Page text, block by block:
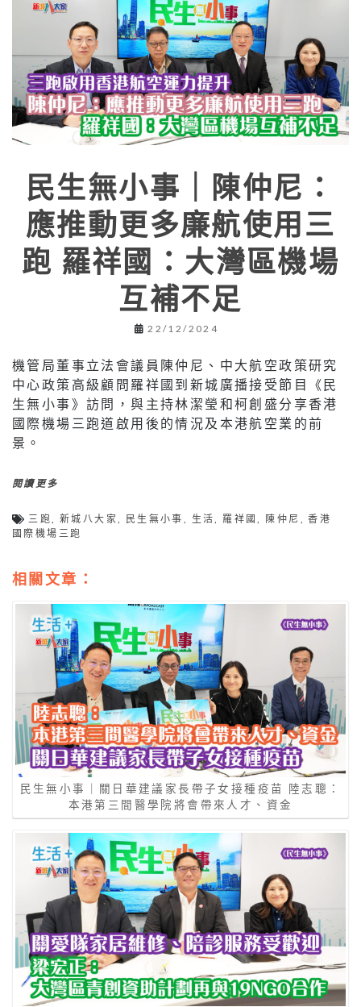
民生無小事｜陳仲尼：
應推動更多廉航使用三
跑 羅祥國：大灣區機場
互補不足
22/12/2024
機管局董事立法會議員陳仲尼、中大航空政策研究
中心政策高級顧問羅祥國到新城廣播接受節目《民
生無小事》訪問，與主持林潔瑩和柯創盛分享香港
國際機場三跑道啟用後的情況及本港航空業的前
景。
閱讀更多
三跑 ,新城八大家 民生無小事 生活 羅祥國 陳仲尼 ,香港
國際機場三跑
相關文章：
民生無小事｜關日華建議家長帶子女接種疫苗 陸志聰：
本港第三間醫學院將會帶來人才、資金